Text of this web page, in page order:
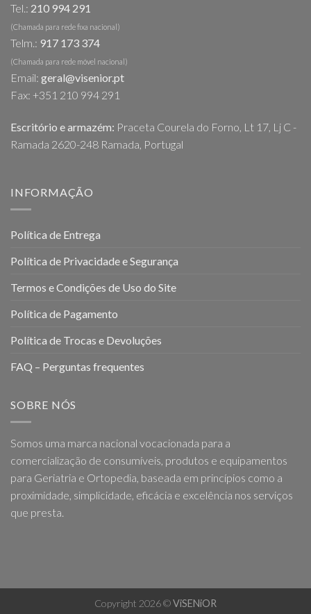
Tel.: 210 994 291
(Chamada para rede fixa nacional)
Telm.: 917 173 374
(Chamada para rede móvel nacional)
Email: geral@visenior.pt
Fax: +351 210 994 291
Escritório e armazém: Praceta Courela do Forno, Lt 17, Lj C -
Ramada 2620-248 Ramada, Portugal
INFORMAÇÃO
Política de Entrega
Política de Privacidade e Segurança
Termos e Condições de Uso do Site
Política de Pagamento
Política de Trocas e Devoluções
FAQ – Perguntas frequentes
SOBRE NÓS
Somos uma marca nacional vocacionada para a
comercialização de consumíveis, produtos e equipamentos
para Geriatria e Ortopedia, baseada em princípios como a
proximidade, simplicidade, eficácia e excelência nos serviços
que presta.
Copyright 2026 ©ViSENiOR